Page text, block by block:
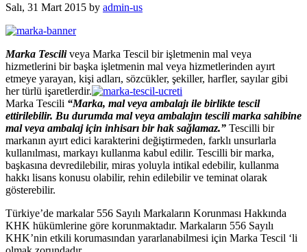
Salı, 31 Mart 2015 by admin-us
Marka Tesciliveya Marka Tescil bir işletmenin mal veya
hizmetlerini bir başka işletmenin mal veya hizmetlerinden ayırt
etmeye yarayan, kişi adları, sözcükler, şekiller, harfler, sayılar gibi
her türlü işaretlerdir.
Marka Tescili “Marka, mal veya ambalajı ile birlikte tescil
ettirilebilir. Bu durumda mal veya ambalajın tescili marka sahibine
mal veya ambalaj için inhisarı bir hak sağlamaz.” Tescilli bir
markanın ayırt edici karakterini değiştirmeden, farklı unsurlarla
kullanılması, markayı kullanma kabul edilir. Tescilli bir marka,
başkasına devredilebilir, miras yoluyla intikal edebilir, kullanma
hakkı lisans konusu olabilir, rehin edilebilir ve teminat olarak
gösterebilir.
Türkiye’de markalar 556 Sayılı Markaların Korunması Hakkında
KHK hükümlerine göre korunmaktadır. Markaların 556 Sayılı
KHK’nin etkili korumasından yararlanabilmesi için Marka Tescil ‘li